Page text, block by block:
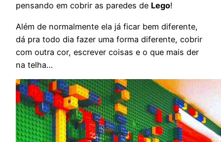
pensando em cobrir as paredes de Lego!
Além de normalmente ela já ficar bem diferente,
dá pra todo dia fazer uma forma diferente, cobrir
com outra cor, escrever coisas e o que mais der
na telha…